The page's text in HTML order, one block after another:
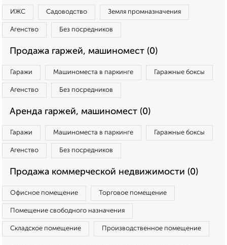
ИЖС Садоводство Земля промназначения
Агенство Без посредников
Продажа гаржей, машиномест (0)
Гаражи Машиноместа в паркинге Гаражные боксы
Агенство Без посредников
Аренда гаржей, машиномест (0)
Гаражи Машиноместа в паркинге Гаражные боксы
Агенство Без посредников
Продажа коммерческой недвижимости (0)
Офисное помещение Торговое помещение
Помещение свободного назначения
Складское помещение Производственное помещение